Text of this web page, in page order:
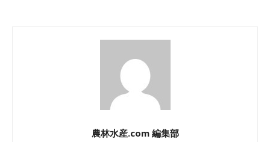
農林水産.com 編集部